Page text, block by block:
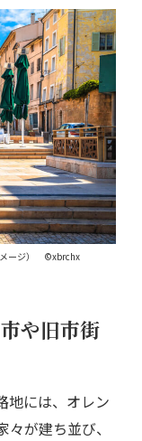
メージ） ©xbrchx
や旧市街
地には、オレン
が建ち並び、